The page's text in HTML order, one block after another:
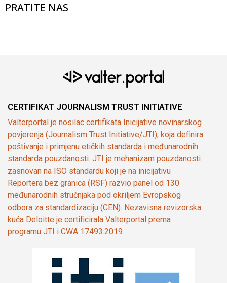
PRATITE NAS
CERTIFIKAT JOURNALISM TRUST INITIATIVE
Valterportal je nosilac certifikata Inicijative novinarskog
povjerenja (Journalism Trust Initiative/JTI), koja definira
poštivanje i primjenu etičkih standarda i međunarodnih
standarda pouzdanosti. JTI je mehanizam pouzdanosti
zasnovan na ISO standardu koji je na inicijativu
Reportera bez granica (RSF) razvio panel od 130
međunarodnih stručnjaka pod okriljem Evropskog
odbora za standardizaciju (CEN). Nezavisna revizorska
kuća Deloitte je certificirala Valterportal prema
programu JTI i CWA 17493:2019.